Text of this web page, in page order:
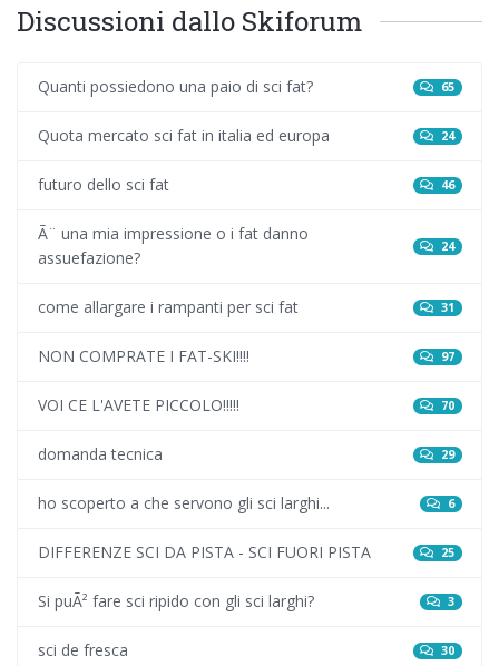
Discussioni dallo Skiforum
Quanti possiedono una paio di sci fat? 65
Quota mercato sci fat in italia ed europa 24
futuro dello sci fat 46
Ã¨ una mia impressione o i fat danno
assuefazione?
24
come allargare i rampanti per sci fat 31
NON COMPRATE I FAT-SKI!!!! 97
VOI CE L'AVETE PICCOLO!!!!! 70
domanda tecnica 29
ho scoperto a che servono gli sci larghi... 6
DIFFERENZE SCI DA PISTA - SCI FUORI PISTA 25
Si puÃ² fare sci ripido con gli sci larghi? 3
sci de fresca 30